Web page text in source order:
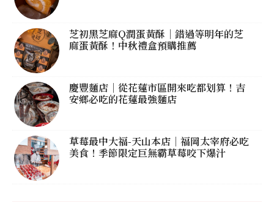
芝初黑芝麻Q潤蛋黃酥｜錯過等明年的芝
麻蛋黃酥！中秋禮盒預購推薦
慶豐麵店｜從花蓮市區開來吃都划算！吉
安鄉必吃的花蓮最強麵店
草莓最中大福-天山本店｜福岡太宰府必吃
美食！季節限定巨無霸草莓咬下爆汁